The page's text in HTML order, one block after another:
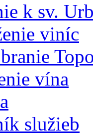
k sv.
viníc
vína
služieb